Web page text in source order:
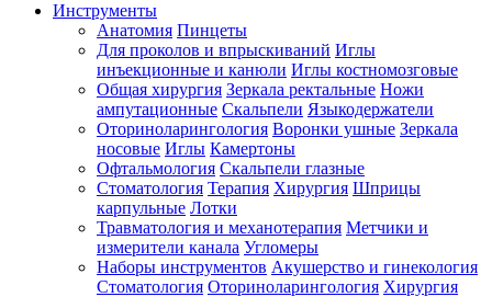
Инструменты
Анатомия Пинцеты
Для проколов и впрыскиваний Иглы
инъекционные и канюли Иглы костномозговые
Общая хирургия Зеркала ректальные Ножи
ампутационные Скальпели Языкодержатели
Оториноларингология Воронки ушные Зеркала
носовые Иглы Камертоны
Офтальмология Скальпели глазные
Стоматология Терапия Хирургия Шприцы
карпульные Лотки
Травматология и механотерапия Метчики и
измерители канала Угломеры
Наборы инструментов Акушерство и гинекология
Стоматология Оториноларингология Хирургия